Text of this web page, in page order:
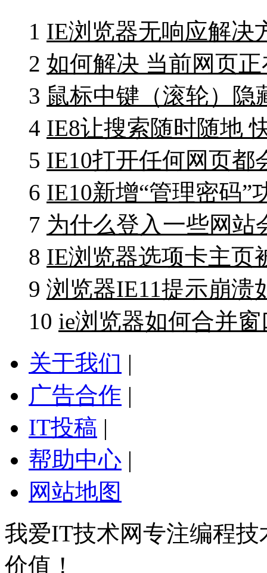
1 IE浏览器无响应解决
2 如何解决 当前网页
3 鼠标中键（滚轮）隐
4 IE8让搜索随时随地
5 IE10打开任何网页都
6 IE10新增“管理密码”
7 为什么登入一些网站
8 IE浏览器选项卡主页
9 浏览器IE11提示崩溃
10 ie浏览器如何合并窗
关于我们 |
广告合作 |
IT投稿 |
帮助中心 |
网站地图
我爱IT技术网专注编程
价值！